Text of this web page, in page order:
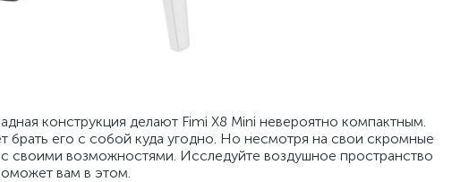
конструкция делают Fimi X8 Mini невероятно компактным.
его с собой куда угодно. Но несмотря на свои скромные
своими возможностями. Исследуйте воздушное пространство
вам в этом.